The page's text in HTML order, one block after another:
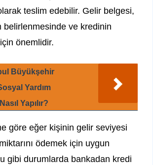
teslim edebilir. Gelir belgesi,
belirlenmesinde ve kredinin
önemlidir.
Büyükşehir
Yardım
Yapılır?
göre eğer kişinin gelir seviyesi
ödemek için uygun
gibi durumlarda bankadan kredi